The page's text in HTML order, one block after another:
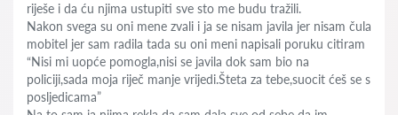
riješe i da ću njima ustupiti sve sto me budu tražili.
Nakon svega su oni mene zvali i ja se nisam javila jer nisam čula
mobitel jer sam radila tada su oni meni napisali poruku citiram
“Nisi mi uopće pomogla,nisi se javila dok sam bio na
policiji,sada moja riječ manje vrijedi.Šteta za tebe,suocit ćeš se s
posljedicama”